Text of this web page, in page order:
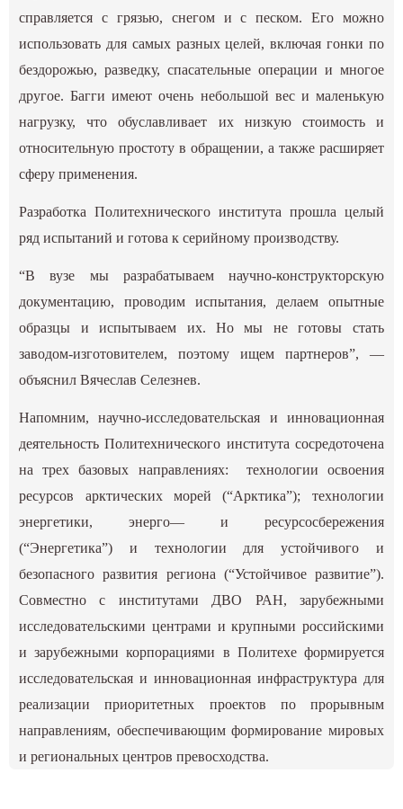
справляется с грязью, снегом и с песком. Его можно
использовать для самых разных целей, включая гонки по
бездорожью, разведку, спасательные операции и многое
другое. Багги имеют очень небольшой вес и маленькую
нагрузку, что обуславливает их низкую стоимость и
относительную простоту в обращении, а также расширяет
сферу применения.
Разработка Политехнического института прошла целый
ряд испытаний и готова к серийному производству.
“В вузе мы разрабатываем научно-конструкторскую
документацию, проводим испытания, делаем опытные
образцы и испытываем их. Но мы не готовы стать
заводом-изготовителем, поэтому ищем партнеров”, —
объяснил Вячеслав Селезнев.
Напомним, научно-исследовательская и инновационная
деятельность Политехнического института сосредоточена
на трех базовых направлениях: технологии освоения
ресурсов арктических морей (“Арктика”); технологии
энергетики, энерго— и ресурсосбережения
(“Энергетика”) и технологии для устойчивого и
безопасного развития региона (“Устойчивое развитие”).
Совместно с институтами ДВО РАН, зарубежными
исследовательскими центрами и крупными российскими
и зарубежными корпорациями в Политехе формируется
исследовательская и инновационная инфраструктура для
реализации приоритетных проектов по прорывным
направлениям, обеспечивающим формирование мировых
и региональных центров превосходства.